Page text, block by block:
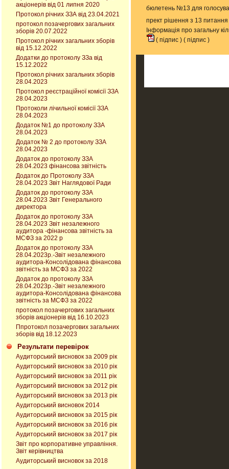
акціонерів від 01 липня 2020
Протокол річних ЗЗА від 23.04.2021
протокол позачергових загальних
зборів 20.07.2022
Протокол річних загальних зборів
від 15.12.2022
Додатки до протоколу ЗЗа від
15.12.2022
Протокол річних загальних зборів
28.04.2023
Протокол реєстраційної комісії ЗЗА
28.04.2023
Протоколи лічильної комісії ЗЗА
28.04.2023
Додаток №1 до протоколу ЗЗА
28.04.2023
Додаток № 2 до протоколу ЗЗА
28.04.2023
Додаток до протоколу ЗЗА
28.04.2023 фінансова звітність
Додаток до Протоколу ЗЗА
28.04.2023 Звіт Наглядової Ради
Додаток до протоколу ЗЗА
28.04.2023 Звіт Генерального
директора
Додаток до протоколу ЗЗА
28.04.2023 Звіт незалежного
аудитора -фінансова звітність за
МСФЗ за 2022 р
Додаток до протоколу ЗЗА
28.04.2023р.-Звіт незалежного
аудитора-Консолідована фінансова
звітність за МСФЗ за 2022
Додаток до протоколу ЗЗА
28.04.2023р.-Звіт незалежного
аудитора-Консолідована фінансова
звітність за МСФЗ за 2022
протокол позачергових загальних
зборів акціонерів від 16.10.2023
Ппротокол позачергових загальних
зборів від 18.12.2023
Результати перевірок
Аудиторський висновок за 2009 рік
Аудиторський висновок за 2010 рік
Аудиторський висновок за 2011 рік
Аудиторський висновок за 2012 рік
Аудиторський висновок за 2013 рік
Аудиторський висновок 2014
Аудиторський висновок за 2015 рік
Аудиторський висновок за 2016 рік
Аудиторський висновок за 2017 рік
Звіт про корпоративне управління.
Звіт керівництва
Аудиторський висновок за 2018
бюлетень №13 для
прект рішення з 13
Інформація про загальну
( підпис ) ( підпис )